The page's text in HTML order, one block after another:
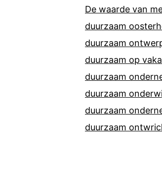
De waarde van
duurzaam
duurzaam
duurzaam op
duurzaam
duurzaam
duurzaam
duurzaam